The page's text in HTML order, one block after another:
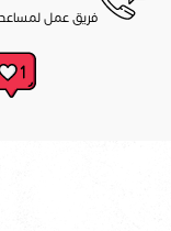
فريق عمل